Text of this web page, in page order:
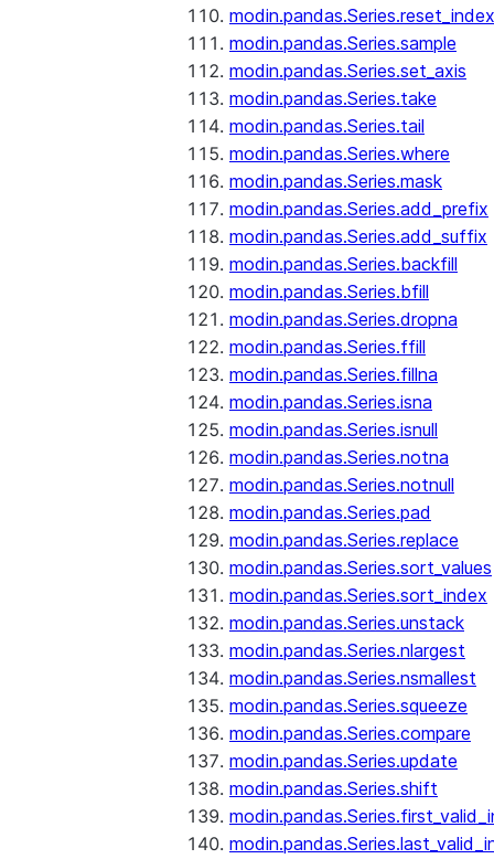
modin.pandas.Series.reset_index
modin.pandas.Series.sample
modin.pandas.Series.set_axis
modin.pandas.Series.take
modin.pandas.Series.tail
modin.pandas.Series.where
modin.pandas.Series.mask
modin.pandas.Series.add_prefix
modin.pandas.Series.add_suffix
modin.pandas.Series.backfill
modin.pandas.Series.bfill
modin.pandas.Series.dropna
modin.pandas.Series.ffill
modin.pandas.Series.fillna
modin.pandas.Series.isna
modin.pandas.Series.isnull
modin.pandas.Series.notna
modin.pandas.Series.notnull
modin.pandas.Series.pad
modin.pandas.Series.replace
modin.pandas.Series.sort_values
modin.pandas.Series.sort_index
modin.pandas.Series.unstack
modin.pandas.Series.nlargest
modin.pandas.Series.nsmallest
modin.pandas.Series.squeeze
modin.pandas.Series.compare
modin.pandas.Series.update
modin.pandas.Series.shift